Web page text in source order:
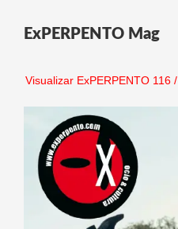
ExPERPENTO Mag
Visualizar ExPERPENTO 116/